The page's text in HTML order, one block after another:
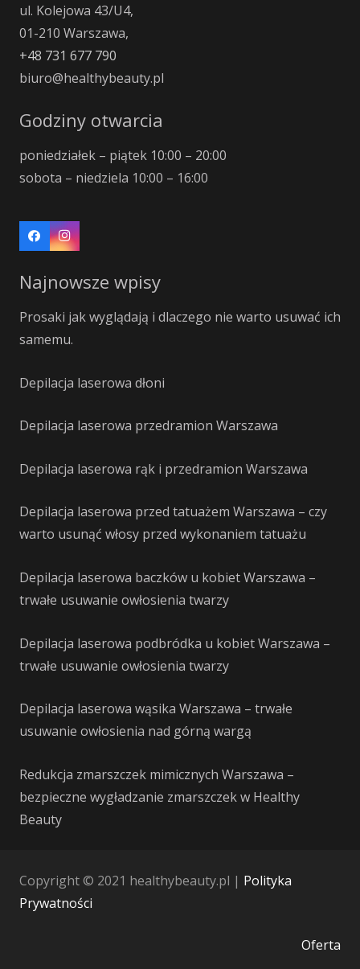
ul. Kolejowa 43/U4,
01-210 Warszawa,
+48 731 677 790
biuro@healthybeauty.pl
Godziny otwarcia
poniedziałek – piątek 10:00 – 20:00
sobota – niedziela 10:00 – 16:00
Najnowsze wpisy
Prosaki jak wyglądają i dlaczego nie warto usuwać ich
samemu.
Depilacja laserowa dłoni
Depilacja laserowa przedramion Warszawa
Depilacja laserowa rąk i przedramion Warszawa
Depilacja laserowa przed tatuażem Warszawa – czy
warto usunąć włosy przed wykonaniem tatuażu
Depilacja laserowa baczków u kobiet Warszawa –
trwałe usuwanie owłosienia twarzy
Depilacja laserowa podbródka u kobiet Warszawa –
trwałe usuwanie owłosienia twarzy
Depilacja laserowa wąsika Warszawa – trwałe
usuwanie owłosienia nad górną wargą
Redukcja zmarszczek mimicznych Warszawa –
bezpieczne wygładzanie zmarszczek w Healthy
Beauty
Copyright © 2021 healthybeauty.pl | Polityka
Prywatności
Oferta